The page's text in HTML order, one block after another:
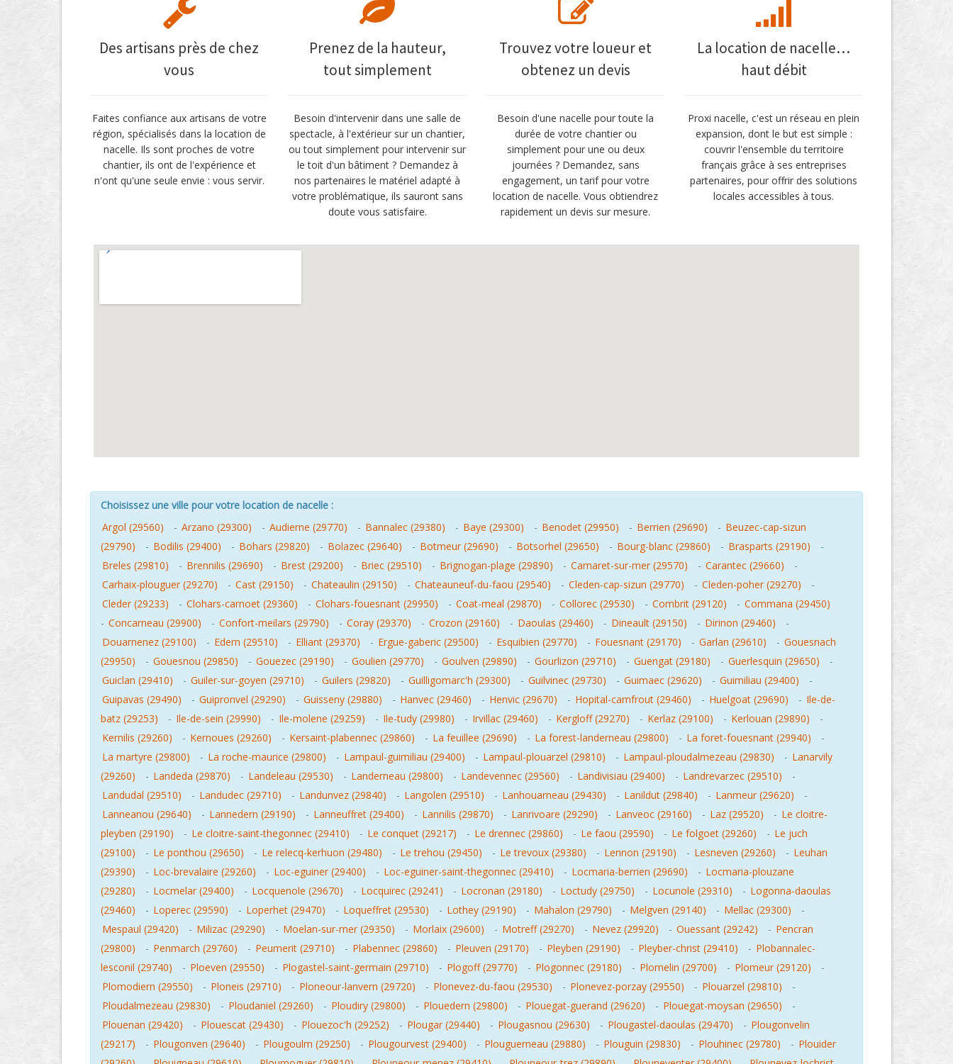
Des artisans près de chez
vous
Faites confiance aux artisans de votre
région, spécialisés dans la location de
nacelle. Ils sont proches de votre
chantier, ils ont de l'expérience et
n'ont qu'une seule envie : vous servir.
Prenez de la hauteur,
tout simplement
Besoin d'intervenir dans une salle de
spectacle, à l'extérieur sur un chantier,
ou tout simplement pour intervenir sur
le toit d'un bâtiment ? Demandez à
nos partenaires le matériel adapté à
votre problématique, ils sauront sans
doute vous satisfaire.
Trouvez votre loueur et
obtenez un devis
Besoin d'une nacelle pour toute la
durée de votre chantier ou
simplement pour une ou deux
journées ? Demandez, sans
engagement, un tarif pour votre
location de nacelle. Vous obtiendrez
rapidement un devis sur mesure.
La location de nacelle…
haut débit
Proxi nacelle, c'est un réseau en plein
expansion, dont le but est simple :
couvrir l'ensemble du territoire
français grâce à ses entreprises
partenaires, pour offrir des solutions
locales accessibles à tous.
Choisissez une ville pour votre location de nacelle :
Argol (29560)
- Arzano (29300) - Audierne (29770) - Bannalec (29380) - Baye (29300) - Benodet (29950) - Berrien (29690) - Beuzec-cap-sizun
(29790)
- Bodilis (29400) - Bohars (29820) - Bolazec (29640) - Botmeur (29690) - Botsorhel (29650) - Bourg-blanc (29860) - Brasparts (29190)
-
Breles (29810)
- Brennilis (29690) - Brest (29200) - Briec (29510) - Brignogan-plage (29890) - Camaret-sur-mer (29570) - Carantec (29660)
-
Carhaix-plouguer (29270)
- Cast (29150) - Chateaulin (29150) - Chateauneuf-du-faou (29540) - Cleden-cap-sizun (29770) - Cleden-poher (29270)
-
Cleder (29233)
- Clohars-carnoet (29360) - Clohars-fouesnant (29950) - Coat-meal (29870) - Collorec (29530) - Combrit (29120) - Commana (29450)
- Concarneau (29900) - Confort-meilars (29790) - Coray (29370) - Crozon (29160) - Daoulas (29460) - Dineault (29150) - Dirinon (29460)
-
Douarnenez (29100)
- Edern (29510) - Elliant (29370) - Ergue-gaberic (29500) - Esquibien (29770) - Fouesnant (29170) - Garlan (29610) - Gouesnach
(29950)
- Gouesnou (29850) - Gouezec (29190) - Goulien (29770) - Goulven (29890) - Gourlizon (29710) - Guengat (29180) - Guerlesquin (29650)
-
Guiclan (29410)
- Guiler-sur-goyen (29710) - Guilers (29820) - Guilligomarc'h (29300) - Guilvinec (29730) - Guimaec (29620) - Guimiliau (29400)
-
Guipavas (29490)
- Guipronvel (29290) - Guisseny (29880) - Hanvec (29460) - Henvic (29670) - Hopital-camfrout (29460) - Huelgoat (29690) - Ile-de-
batz (29253)
- Ile-de-sein (29990) - Ile-molene (29259) - Ile-tudy (29980) - Irvillac (29460) - Kergloff (29270) - Kerlaz (29100) - Kerlouan (29890)
-
Kernilis (29260)
- Kernoues (29260) - Kersaint-plabennec (29860) - La feuillee (29690) - La forest-landerneau (29800) - La foret-fouesnant (29940)
-
La martyre (29800)
- La roche-maurice (29800) - Lampaul-guimiliau (29400) - Lampaul-plouarzel (29810) - Lampaul-ploudalmezeau (29830) - Lanarvily
(29260)
- Landeda (29870) - Landeleau (29530) - Landerneau (29800) - Landevennec (29560) - Landivisiau (29400) - Landrevarzec (29510)
-
Landudal (29510)
- Landudec (29710) - Landunvez (29840) - Langolen (29510) - Lanhouarneau (29430) - Lanildut (29840) - Lanmeur (29620)
-
Lanneanou (29640)
- Lannedern (29190) - Lanneuffret (29400) - Lannilis (29870) - Lanrivoare (29290) - Lanveoc (29160) - Laz (29520) - Le cloitre-
pleyben (29190)
- Le cloitre-saint-thegonnec (29410) - Le conquet (29217) - Le drennec (29860) - Le faou (29590) - Le folgoet (29260) - Le juch
(29100)
- Le ponthou (29650) - Le relecq-kerhuon (29480) - Le trehou (29450) - Le trevoux (29380) - Lennon (29190) - Lesneven (29260) - Leuhan
(29390)
- Loc-brevalaire (29260) - Loc-eguiner (29400) - Loc-eguiner-saint-thegonnec (29410) - Locmaria-berrien (29690) - Locmaria-plouzane
(29280)
- Locmelar (29400) - Locquenole (29670) - Locquirec (29241) - Locronan (29180) - Loctudy (29750) - Locunole (29310) - Logonna-daoulas
(29460)
- Loperec (29590) - Loperhet (29470) - Loqueffret (29530) - Lothey (29190) - Mahalon (29790) - Melgven (29140) - Mellac (29300)
-
Mespaul (29420)
- Milizac (29290) - Moelan-sur-mer (29350) - Morlaix (29600) - Motreff (29270) - Nevez (29920) - Ouessant (29242) - Pencran
(29800)
- Penmarch (29760) - Peumerit (29710) - Plabennec (29860) - Pleuven (29170) - Pleyben (29190) - Pleyber-christ (29410) - Plobannalec-
lesconil (29740)
- Ploeven (29550) - Plogastel-saint-germain (29710) - Plogoff (29770) - Plogonnec (29180) - Plomelin (29700) - Plomeur (29120)
-
Plomodiern (29550)
- Ploneis (29710) - Ploneour-lanvern (29720) - Plonevez-du-faou (29530) - Plonevez-porzay (29550) - Plouarzel (29810)
-
Ploudalmezeau (29830)
- Ploudaniel (29260) - Ploudiry (29800) - Plouedern (29800) - Plouegat-guerand (29620) - Plouegat-moysan (29650)
-
Plouenan (29420)
- Plouescat (29430) - Plouezoc'h (29252) - Plougar (29440) - Plougasnou (29630) - Plougastel-daoulas (29470) - Plougonvelin
(29217)
- Plougonven (29640) - Plougoulm (29250) - Plougourvest (29400) - Plouguerneau (29880) - Plouguin (29830) - Plouhinec (29780) - Plouider